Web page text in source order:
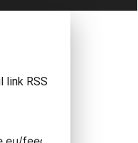
link RSS